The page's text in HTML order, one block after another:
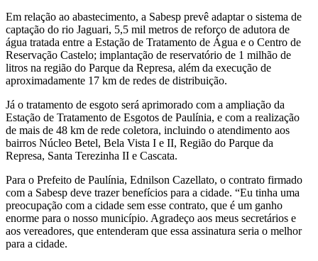
Em relação ao abastecimento, a Sabesp prevê adaptar o sistema de
captação do rio Jaguari, 5,5 mil metros de reforço de adutora de
água tratada entre a Estação de Tratamento de Água e o Centro de
Reservação Castelo; implantação de reservatório de 1 milhão de
litros na região do Parque da Represa, além da execução de
aproximadamente 17 km de redes de distribuição.
Já o tratamento de esgoto será aprimorado com a ampliação da
Estação de Tratamento de Esgotos de Paulínia, e com a realização
de mais de 48 km de rede coletora, incluindo o atendimento aos
bairros Núcleo Betel, Bela Vista I e II, Região do Parque da
Represa, Santa Terezinha II e Cascata.
Para o Prefeito de Paulínia, Ednilson Cazellato, o contrato firmado
com a Sabesp deve trazer benefícios para a cidade. “Eu tinha uma
preocupação com a cidade sem esse contrato, que é um ganho
enorme para o nosso município. Agradeço aos meus secretários e
aos vereadores, que entenderam que essa assinatura seria o melhor
para a cidade.